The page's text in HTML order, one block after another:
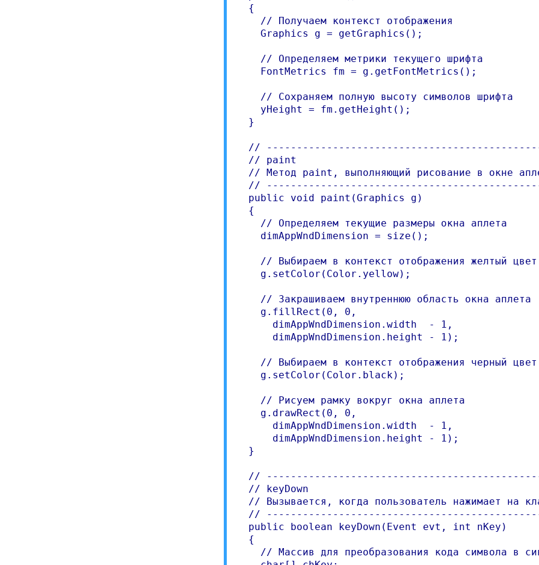
  {
    // Получаем контекст отображения
    Graphics g = getGraphics();
    // Определяем метрики текущего шрифта
    FontMetrics fm = g.getFontMetrics();
    // Сохраняем полную высоту символов шрифта
    yHeight = fm.getHeight();
  }
//
  // paint
// Метод paint, выполняющий рисование в окне
//
  public void paint(Graphics g)
  {
    // Определяем текущие размеры окна аплета
    dimAppWndDimension = size();
    // Выбираем в контекст отображения желтый цвет
    g.setColor(Color.yellow);
    // Закрашиваем внутреннюю область окна аплета
    g.fillRect(0, 0,
      dimAppWndDimension.width  - 1,
      dimAppWndDimension.height - 1);
    // Выбираем в контекст отображения черный цвет
    g.setColor(Color.black);
    // Рисуем рамку вокруг окна аплета
    g.drawRect(0, 0,
      dimAppWndDimension.width  - 1,
      dimAppWndDimension.height - 1);
  }
//
  // keyDown
// Вызывается, когда пользователь нажимает на
//
  public boolean keyDown(Event evt, int nKey)
  {
// Массив для преобразования кода символа в